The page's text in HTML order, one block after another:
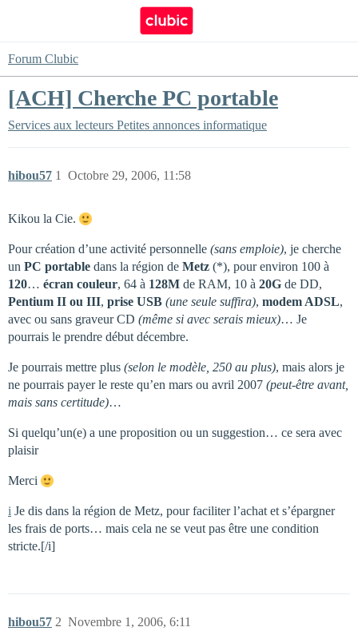
Forum Clubic
[ACH] Cherche PC portable
Services aux lecteurs Petites annonces informatique
hibou57 Octobre 29, 2006, 11:58
1
Kikou la Cie.
Pour création d’une activité personnelle (sans emploie), je cherche
un PC portable dans la région de Metz (*), pour environ 100 à
120… écran couleur, 64 à 128M de RAM, 10 à 20G de DD,
Pentium II ou III, prise USB (une seule suffira), modem ADSL,
avec ou sans graveur CD (même si avec serais mieux)… Je
pourrais le prendre début décembre.
Je pourrais mettre plus (selon le modèle, 250 au plus), mais alors je
ne pourrais payer le reste qu’en mars ou avril 2007 (peut-être avant,
mais sans certitude)…
Si quelqu’un(e) a une proposition ou un suggestion… ce sera avec
plaisir
Merci
i Je dis dans la région de Metz, pour faciliter l’achat et s’épargner
les frais de ports… mais cela ne se veut pas être une condition
stricte.[/i]
hibou57 Novembre 1, 2006, 6:11
2